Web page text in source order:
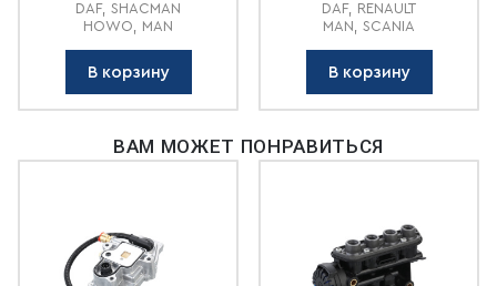
DAF, SHACMAN
HOWO, MAN
В корзину
DAF, RENAULT
MAN, SCANIA
В корзину
ВАМ МОЖЕТ ПОНРАВИТЬСЯ